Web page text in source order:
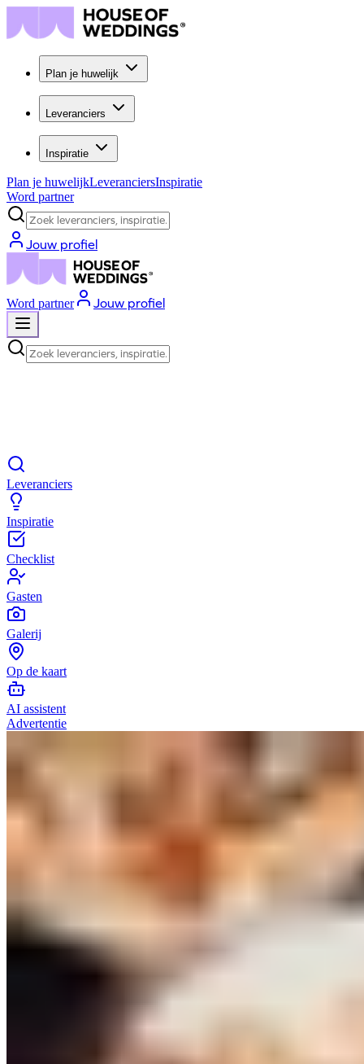
Plan je huwelijk
Leveranciers
Inspiratie
Plan je huwelijkLeveranciersInspiratie
Word partner
Zoek leveranciers, inspiratie...
Jouw profiel
Word partner Jouw profiel
Zoek leveranciers, inspiratie...
Leveranciers
Inspiratie
Checklist
Gasten
Galerij
Op de kaart
AI assistent
Advertentie